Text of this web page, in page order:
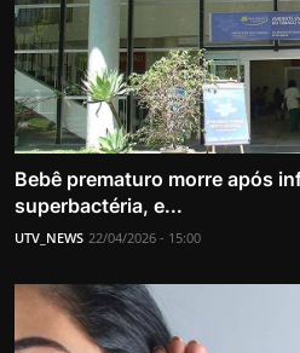
Bebê prematuro morre após
superbactéria, e...
UTV_NEWS 22/04/2026 - 15:00